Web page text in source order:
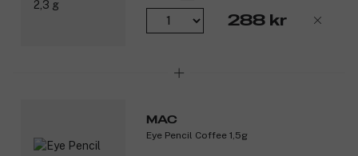
288 kr
MAC
Eye Pencil Coffee 1,5g